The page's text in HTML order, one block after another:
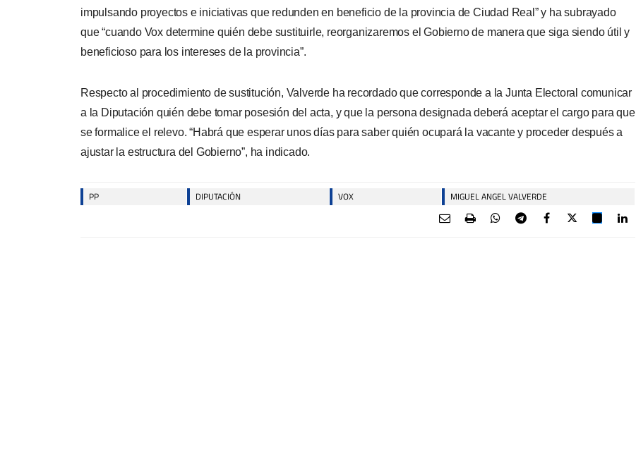
impulsando proyectos e iniciativas que redunden en beneficio de la provincia de Ciudad Real” y ha subrayado
que “cuando Vox determine quién debe sustituirle, reorganizaremos el Gobierno de manera que siga siendo útil y
beneficioso para los intereses de la provincia”.
Respecto al procedimiento de sustitución, Valverde ha recordado que corresponde a la Junta Electoral comunicar
a la Diputación quién debe tomar posesión del acta, y que la persona designada deberá aceptar el cargo para que
se formalice el relevo. “Habrá que esperar unos días para saber quién ocupará la vacante y proceder después a
ajustar la estructura del Gobierno”, ha indicado.
PP DIPUTACIÓN VOX MIGUEL ANGEL VALVERDE